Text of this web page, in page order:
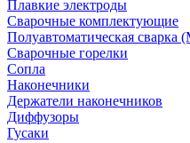
Плавкие электроды
Сварочные комплектующие
Полуавтоматическая сварка
Сварочные горелки
Сопла
Наконечники
Держатели наконечников
Диффузоры
Гусаки